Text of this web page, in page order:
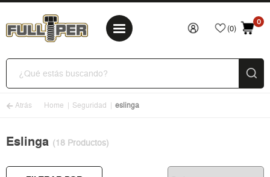
(0)
0
Atrás Home Seguridad eslinga
Eslinga (18 Productos)